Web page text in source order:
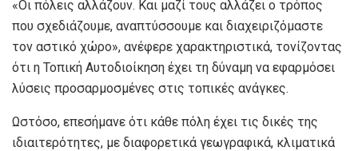
«Οι πόλεις αλλάζουν. Και μαζί τους αλλάζει ο τρόπος
που σχεδιάζουμε, αναπτύσσουμε και διαχειριζόμαστε
τον αστικό χώρο», ανέφερε χαρακτηριστικά, τονίζοντας
ότι η Τοπική Αυτοδιοίκηση έχει τη δύναμη να εφαρμόσει
λύσεις προσαρμοσμένες στις τοπικές ανάγκες.
Ωστόσο, επεσήμανε ότι κάθε πόλη έχει τις δικές της
ιδιαιτερότητες, με διαφορετικά γεωγραφικά, κλιματικά